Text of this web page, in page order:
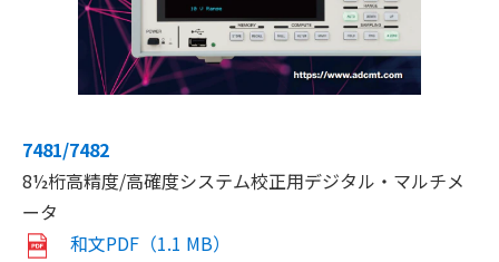
7481/7482
8½桁高精度/高確度システム校正用デジタル・マルチメ
ータ
和文PDF（1.1 MB）